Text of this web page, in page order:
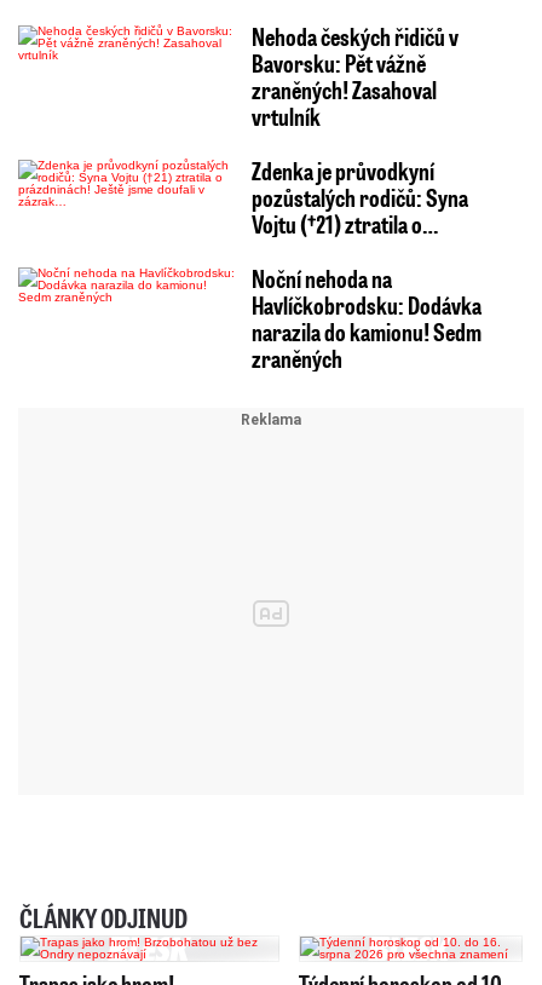
Nehoda českých řidičů v
Bavorsku: Pět vážně
zraněných! Zasahoval
vrtulník
Zdenka je průvodkyní
pozůstalých rodičů: Syna
Vojtu (†21) ztratila o…
Noční nehoda na
Havlíčkobrodsku: Dodávka
narazila do kamionu! Sedm
zraněných
ČLÁNKY ODJINUD